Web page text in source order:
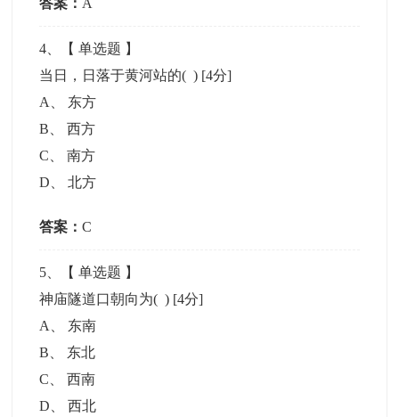
答案： A
4 、【单选题 】
当日，日落于黄河站的( ) [4分]
A
东方
B 、西方
C 、南方
D 、北方
答案：C
5 、【单选题 】
神庙隧道口朝向为( ) [4分]
A
东南
B
东北
C 、西南
D 、西北